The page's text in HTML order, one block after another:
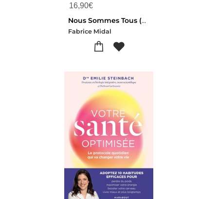
16,90€
Nous Sommes Tous (un Peu) Chamans : Le Cahier
Fabrice Midal